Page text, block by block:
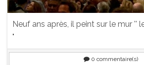
Neuf ans après, il peint sur le mur ''
"
0 commentaire(s)